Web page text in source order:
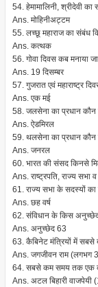
54. हेमामालिनी, श्रीदेवी
Ans. मोहिनीअट्टम
55. लच्छू महाराज का संबंध
Ans. कत्थक
56. गोवा दिवस कब मनाया
Ans. 19 दिसम्बर
57. गुजरात एवं महाराष्ट्र
Ans. एक मई
58. जलसेना का प्रधान कौन
Ans. ऐडमिरल
59. थलसेना का प्रधान कौन
Ans. जनरल
60. भारत की संसद किनसे
Ans. राष्ट्रपति, राज्य सभा
61. राज्य सभा के सदस्यों का
Ans. छह वर्ष
62. संविधान के किस अनुच्छेद में
Ans. अनुच्छेद 63
63. कैबिनेट मंत्रियों में सबसे
Ans. जगजीवन राम (लगभग
64. सबसे कम समय तक एक
Ans. अटल बिहारी वाजपेयी